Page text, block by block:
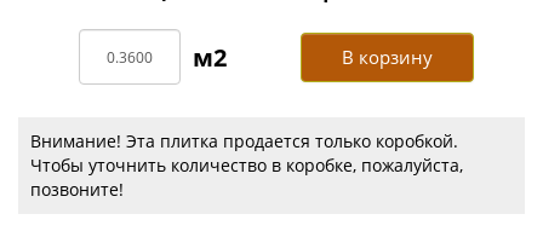
В корзину
Внимание! Эта плитка продается только коробкой.
Чтобы уточнить количество в коробке, пожалуйста,
позвоните!